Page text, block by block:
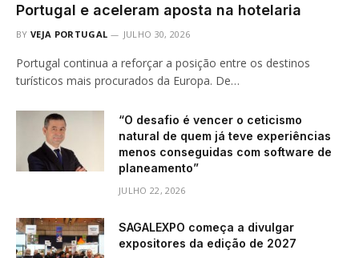
Portugal e aceleram aposta na hotelaria
BY VEJA PORTUGAL JULHO 30, 2026
Portugal continua a reforçar a posição entre os destinos
turísticos mais procurados da Europa. De…
“O desafio é vencer o ceticismo
natural de quem já teve experiências
menos conseguidas com software de
planeamento”
JULHO 22, 2026
SAGALEXPO começa a divulgar
expositores da edição de 2027